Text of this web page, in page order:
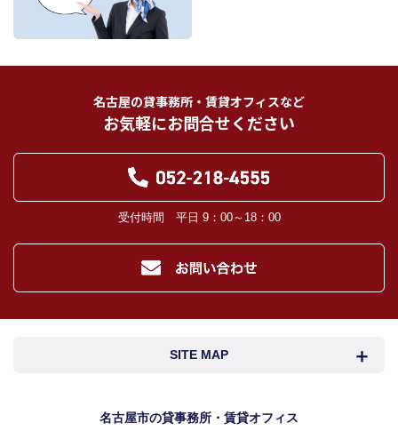
は停止いたします。
お客様から委託を受けた事項についての契約の相手方となる者、その見込者。
他の宅地建物取引業者。
取引業者に義務付けられます。）
登記に関する司法書士、土地家屋調査士。
対象不動産について管理の必要がある場合における管理業者。
当社の管理が生じる場合は、管理委託契約の重要事項説明書に定める業務委託
先及び管理費引き落としの際の振込先金融機関、管理組合役員。
入居者様が賃料を滞納した場合の滞納取立者。
当社のデータベース等に対する必要な安全管理措置を実施いたします。
当社が保有する個人データの扱いの全部又は一部について外部委託をするとき
お客様の個人情報を共同利用する際には、個人情報保護法に定める別途必要な
フリーワード検索
名古屋の貸事務所・賃貸オフィスなど
お気軽にお問合せください
受付時間 平日 9：00～18：00
SITE MAP
名古屋市近郊検索
名古屋市の貸事務所・賃貸オフィス